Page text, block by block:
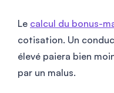
Le calcul du bonus-
cotisation. Un
élevé paiera bien
par un malus.